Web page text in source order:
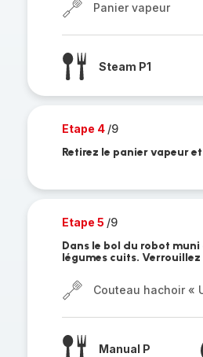
Panier vapeur
Steam P1
Etape 4 /9
Retirez le panier vapeur
Etape 5 /9
Dans le bol du robot
légumes cuits.
Couteau hachoir «
Manual P